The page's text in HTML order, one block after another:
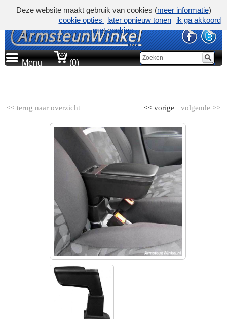
Menu (0)
<< terug naar overzicht volgende >>
<< vorige
Deze website maakt gebruik van cookies (meer informatie)
cookie opties
later opnieuw tonen
ik ga akkoord
met cookies